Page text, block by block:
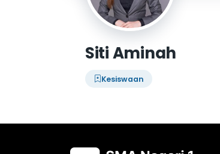
Siti Aminah
Kesiswaan